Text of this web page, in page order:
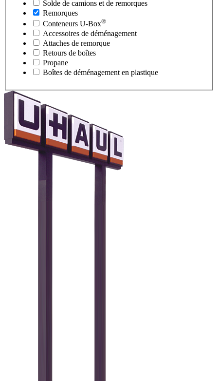
Solde de camions et de remorques
Remorques
Conteneurs U-Box®
Accessoires de déménagement
Attaches de remorque
Retours de boîtes
Propane
Boîtes de déménagement en plastique